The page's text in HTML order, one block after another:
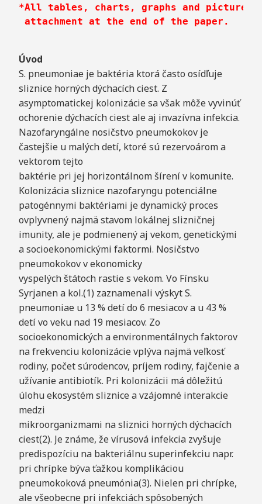
*All tables, charts, graphs and
attachment at the end of the paper.
Úvod
S. pneumoniae je baktéria ktorá často osídľuje
sliznice horných dýchacích ciest. Z
asymptomatickej kolonizácie sa však môže vyvinúť
ochorenie dýchacích ciest ale aj invazívna infekcia.
Nazofaryngálne nosičstvo pneumokokov je
častejšie u malých detí, ktoré sú rezervoárom a
vektorom tejto
baktérie pri jej horizontálnom šírení v komunite.
Kolonizácia sliznice nazofaryngu potenciálne
patogénnymi baktériami je dynamický proces
ovplyvnený najmä stavom lokálnej slizničnej
imunity, ale je podmienený aj vekom, genetickými
a socioekonomickými faktormi. Nosičstvo
pneumokokov v ekonomicky
vyspelých štátoch rastie s vekom. Vo Fínsku
Syrjanen a kol.(1) zaznamenali výskyt S.
pneumoniae u 13 % detí do 6 mesiacov a u 43 %
detí vo veku nad 19 mesiacov. Zo
socioekonomických a environmentálnych faktorov
na frekvenciu kolonizácie vplýva najmä veľkosť
rodiny, počet súrodencov, príjem rodiny, fajčenie a
užívanie antibiotík. Pri kolonizácii má dôležitú
úlohu ekosystém sliznice a vzájomné interakcie
medzi
mikroorganizmami na sliznici horných dýchacích
ciest(2). Je známe, že vírusová infekcia zvyšuje
predispozíciu na bakteriálnu superinfekciu napr.
pri chrípke býva ťažkou komplikáciou
pneumokoková pneumónia(3). Nielen pri chrípke,
ale všeobecne pri infekciách spôsobených